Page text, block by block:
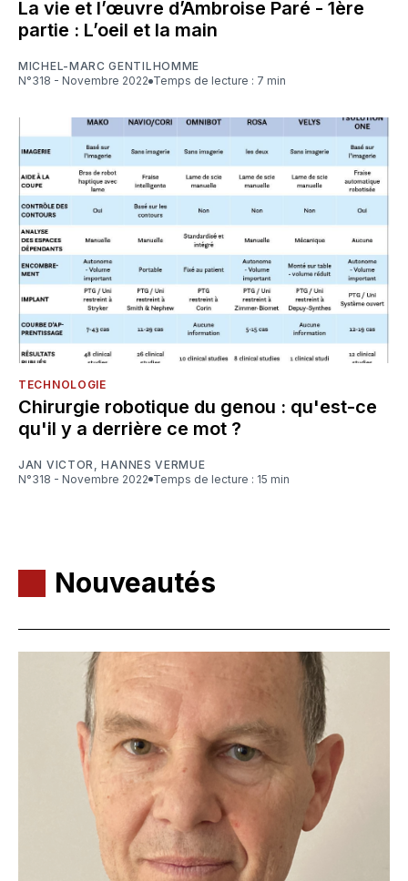
La vie et l’œuvre d’Ambroise Paré - 1ère
partie : L’oeil et la main
MICHEL-MARC GENTILHOMME
N°318 - Novembre 2022
Temps de lecture : 7 min
TECHNOLOGIE
Chirurgie robotique du genou : qu'est-ce
qu'il y a derrière ce mot ?
JAN VICTOR ,HANNES VERMUE
N°318 - Novembre 2022
Temps de lecture : 15 min
Nouveautés